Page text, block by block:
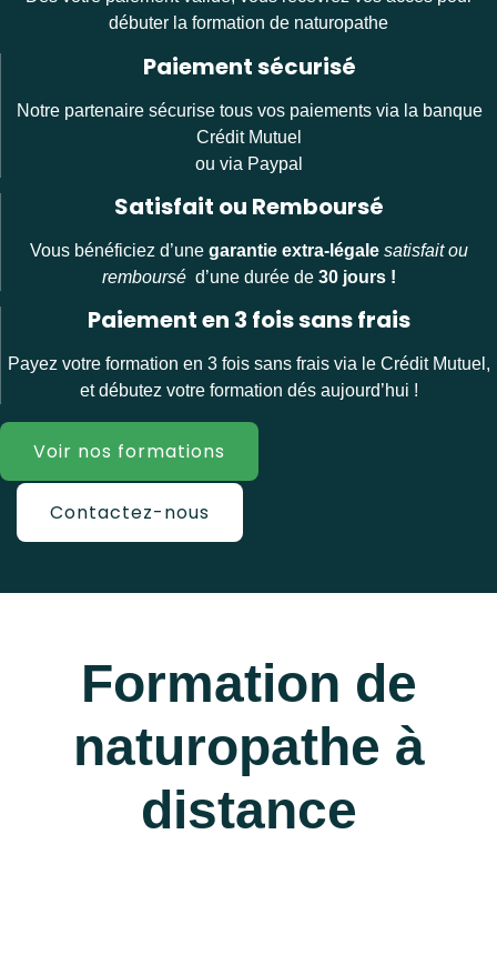
débuter la formation de naturopathe
Paiement sécurisé
Notre partenaire sécurise tous vos paiements via la banque
Crédit Mutuel
ou via Paypal
Satisfait ou Remboursé
Vous bénéficiez d’une garantie extra-légale satisfait ou
remboursé d’une durée de 30 jours !
Paiement en 3 fois sans frais
Payez votre formation en 3 fois sans frais via le Crédit Mutuel,
et débutez votre formation dés aujourd’hui !
Voir nos formations
Contactez-nous
Formation de
naturopathe à
distance